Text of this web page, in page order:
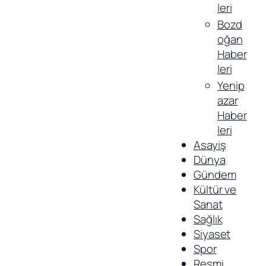
leri
Bozd
oğan
Haber
leri
Yenip
azar
Haber
leri
Asayiş
Dünya
Gündem
Kültür ve
Sanat
Sağlık
Siyaset
Spor